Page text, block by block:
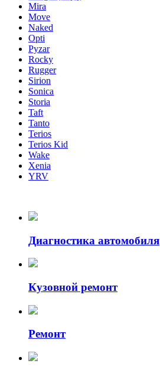
Mira
Move
Naked
Opti
Pyzar
Rocky
Rugger
Sirion
Sonica
Storia
Taft
Tanto
Terios
Terios Kid
Wake
Xenia
YRV
Диагностика автомобиля
Кузовной ремонт
Ремонт